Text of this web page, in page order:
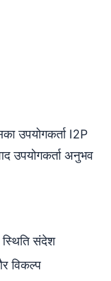
उपयोगकर्ता I2P
उपयोगकर्ता अनुभव
संदेश
विकल्प